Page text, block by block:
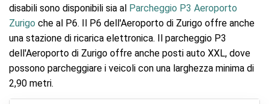
disabili sono disponibili sia al Parcheggio P3 Aeroporto
Zurigo che al P6. Il P6 dell'Aeroporto di Zurigo offre anche
una stazione di ricarica elettronica. Il parcheggio P3
dell'Aeroporto di Zurigo offre anche posti auto XXL, dove
possono parcheggiare i veicoli con una larghezza minima di
2,90 metri.